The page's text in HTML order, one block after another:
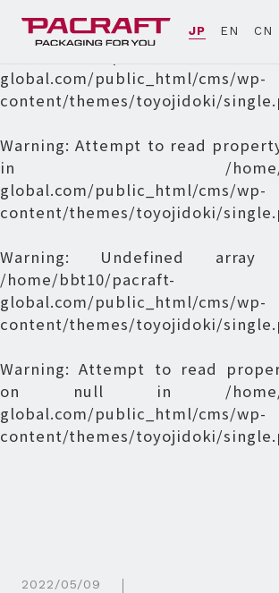
JP EN CN
Warning: Undefined
global.com/public_html/cms/wp-
content/themes/toyojidoki/
Warning: Attempt to read
in /
global.com/public_html/cms/wp-
content/themes/toyojidoki/
Warning: Undefined
/home/bbt10/pacraft-
global.com/public_html/cms/wp-
content/themes/toyojidoki/
Warning: Attempt to read
on null in /
global.com/public_html/cms/wp-
content/themes/toyojidoki/
2022/05/09